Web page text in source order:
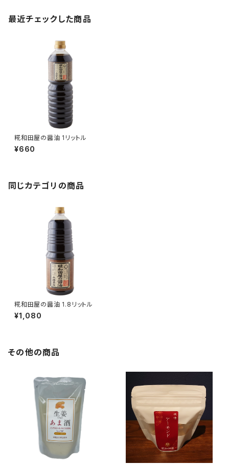
最近チェックした商品
糀和田屋の醤油 1リットル
¥660
同じカテゴリの商品
糀和田屋の醤油 1.8リットル
¥1,080
その他の商品